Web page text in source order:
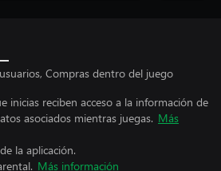
Compras dentro del juego
inicias reciben acceso a la información de
asociados mientras juegas. Más
la aplicación.
Más información